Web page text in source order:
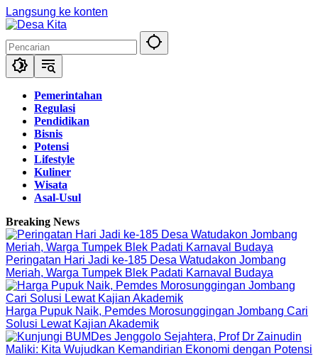
Langsung ke konten
Pemerintahan
Regulasi
Pendidikan
Bisnis
Potensi
Lifestyle
Kuliner
Wisata
Asal-Usul
Breaking News
Peringatan Hari Jadi ke-185 Desa Watudakon Jombang
Meriah, Warga Tumpek Blek Padati Karnaval Budaya
Harga Pupuk Naik, Pemdes Morosunggingan Jombang Cari
Solusi Lewat Kajian Akademik